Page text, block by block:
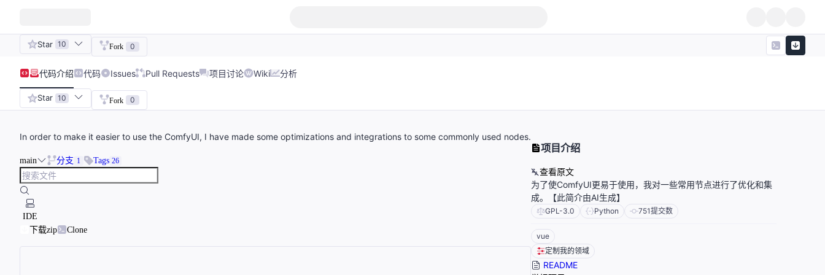
Star 10 Fork 0
代码介绍 代码 Issues Pull Requests 项目讨论 Wiki 分析
Star 10 Fork 0
In order to make it easier to use the ComfyUI, I have made some optimizations and integrations to some commonly used nodes.
main 分支 1 Tags 26
IDE
下载zip
Clone
项目介绍
查看原文
为了使ComfyUI更易于使用，我对一些常用节点进行了优化和集
成。【此简介由AI生成】
GPL-3.0 Python 751提交数
vue
定制我的领域
README